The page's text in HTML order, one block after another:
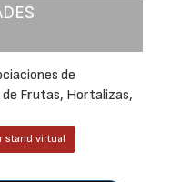
de
Frutas, Hortalizas,
stand virtual